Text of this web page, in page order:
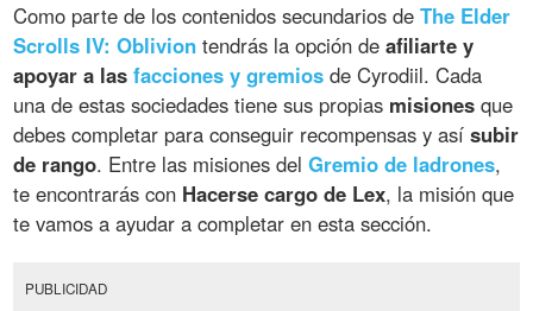
Como parte de los contenidos secundarios deThe Elder
Scrolls IV: Oblivion tendrás la opción deafiliarte y
apoyar a lasfacciones y gremios de Cyrodiil. Cada
una de estas sociedades tiene sus propias misiones que
debes completar para conseguir recompensas y asísubir
de rango. Entre las misiones delGremio de ladrones,
te encontrarás con Hacerse cargo de Lex, la misión que
te vamos a ayudar a completar en esta sección.
PUBLICIDAD